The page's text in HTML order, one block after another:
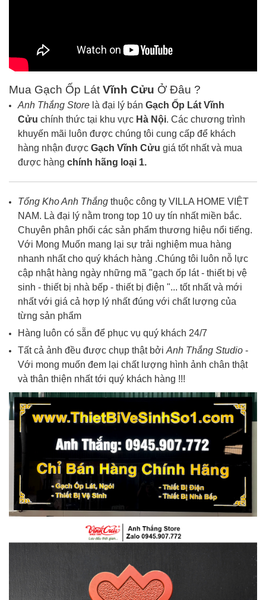
Mua Gạch Ốp Lát Vĩnh Cửu Ở Đâu ?
Anh Thắng Store là đại lý bán Gạch Ốp Lát Vĩnh
Cửu chính thức tại khu vực Hà Nội. Các chương trình
khuyến mãi luôn được chúng tôi cung cấp để khách
hàng nhận được Gạch Vĩnh Cửu giá tốt nhất và mua
được hàng chính hãng loại 1.
Tổng Kho Anh Thắng thuộc công ty VILLA HOME VIỆT
NAM. Là đại lý nằm trong top 10 uy tín nhất miền bắc.
Chuyên phân phối các sản phẩm thương hiệu nổi tiếng.
Với Mong Muốn mang lại sự trải nghiệm mua hàng
nhanh nhất cho quý khách hàng .Chúng tôi luôn nỗ lực
cập nhật hàng ngày những mã "gạch ốp lát - thiết bị vệ
sinh - thiết bị nhà bếp - thiết bị điện "... tốt nhất và mới
nhất với giá cả hợp lý nhất đúng với chất lượng của
từng sản phẩm
Hàng luôn có sẵn để phục vụ quý khách 24/7
Tất cả ảnh đều được chụp thật bởi Anh Thắng Studio -
Với mong muốn đem lại chất lượng hình ảnh chân thật
và thân thiện nhất tới quý khách hàng !!!